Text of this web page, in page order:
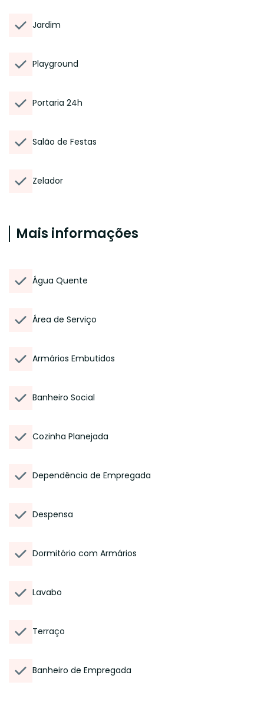
Jardim
Playground
Portaria 24h
Salão de Festas
Zelador
Mais informações
Água Quente
Área de Serviço
Armários Embutidos
Banheiro Social
Cozinha Planejada
Dependência de Empregada
Despensa
Dormitório com Armários
Lavabo
Terraço
Banheiro de Empregada